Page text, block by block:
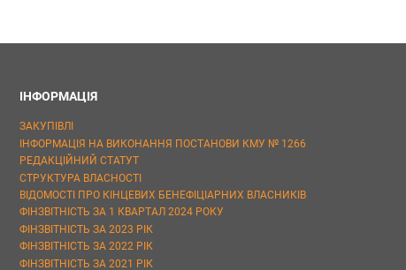
ІНФОРМАЦІЯ
ЗАКУПІВЛІ
ІНФОРМАЦІЯ НА ВИКОНАННЯ ПОСТАНОВИ КМУ № 1266
РЕДАКЦІЙНИЙ СТАТУТ
СТРУКТУРА ВЛАСНОСТІ
ВІДОМОСТІ ПРО КІНЦЕВИХ БЕНЕФІЦІАРНИХ ВЛАСНИКІВ
ФІНЗВІТНІСТЬ ЗА 1 КВАРТАЛ 2024 РОКУ
ФІНЗВІТНІСТЬ ЗА 2023 РІК
ФІНЗВІТНІСТЬ ЗА 2022 РІК
ФІНЗВІТНІСТЬ ЗА 2021 РІК